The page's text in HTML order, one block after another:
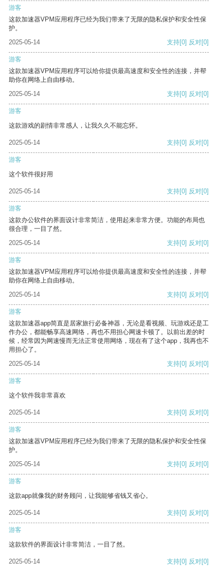
游客
这款加速器VPM应用程序已经为我们带来了无限的隐私保护和安全性保
护。
2025-05-14
支持[0] 反对[0]
游客
这款加速器VPM应用程序可以给你提供最高速度和安全性的连接，并帮
助你在网络上自由移动。
2025-05-14
支持[0] 反对[0]
游客
这款游戏的剧情非常感人，让我久久不能忘怀。
2025-05-14 支持[0] 反对[0]
游客
这个软件很好用
2025-05-14 支持[0] 反对[0]
游客
这款办公软件的界面设计非常简洁，使用起来非常方便。功能的布局也
很合理，一目了然。
2025-05-14
支持[0] 反对[0]
游客
这款加速器VPM应用程序可以给你提供最高速度和安全性的连接，并帮
助你在网络上自由移动。
2025-05-14
支持[0] 反对[0]
游客
这款加速器app简直是居家旅行必备神器，无论是看视频、玩游戏还是工
作办公，都能畅享高速网络，再也不用担心网速卡顿了。以前出差的时
候，经常因为网速慢而无法正常使用网络，现在有了这个app，我再也不
用担心了。
2025-05-14
支持[0] 反对[0]
游客
这个软件我非常喜欢
2025-05-14 支持[0] 反对[0]
游客
这款加速器VPM应用程序已经为我们带来了无限的隐私保护和安全性保
护。
2025-05-14
支持[0] 反对[0]
游客
这款app就像我的财务顾问，让我能够省钱又省心。
2025-05-14 支持[0] 反对[0]
游客
这款软件的界面设计非常简洁，一目了然。
2025-05-14 支持[0] 反对[0]